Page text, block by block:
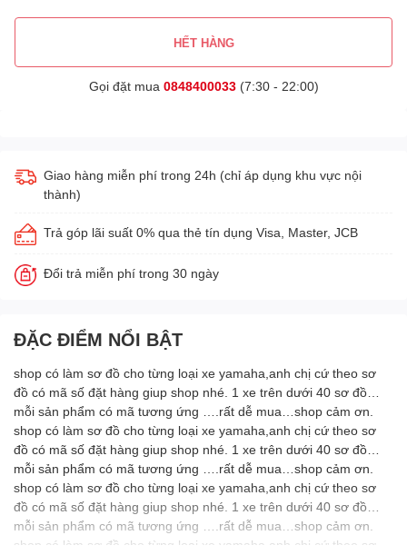
HẾT HÀNG
Gọi đặt mua 0848400033(7:30 - 22:00)
Giao hàng miễn phí trong 24h (chỉ áp dụng khu vực nội
thành)
Trả góp lãi suất 0% qua thẻ tín dụng Visa, Master, JCB
Đổi trả miễn phí trong 30 ngày
ĐẶC ĐIỂM NỔI BẬT
shop có làm sơ đồ cho từng loại xe yamaha,anh chị cứ theo sơ
đồ có mã số đặt hàng giup shop nhé. 1 xe trên dưới 40 sơ đồ…
mỗi sản phẩm có mã tương ứng ….rất dễ mua…shop cảm ơn.
shop có làm sơ đồ cho từng loại xe yamaha,anh chị cứ theo sơ
đồ có mã số đặt hàng giup shop nhé. 1 xe trên dưới 40 sơ đồ…
mỗi sản phẩm có mã tương ứng ….rất dễ mua…shop cảm ơn.
shop có làm sơ đồ cho từng loại xe yamaha,anh chị cứ theo sơ
đồ có mã số đặt hàng giup shop nhé. 1 xe trên dưới 40 sơ đồ…
mỗi sản phẩm có mã tương ứng ….rất dễ mua…shop cảm ơn.
shop có làm sơ đồ cho từng loại xe yamaha,anh chị cứ theo sơ